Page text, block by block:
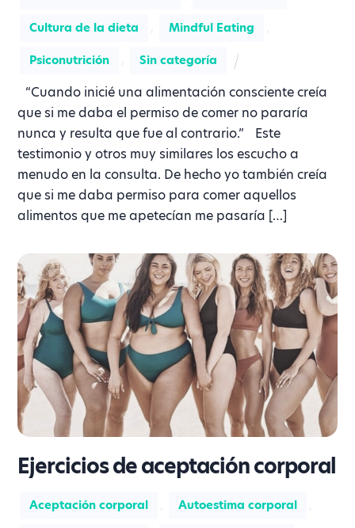
Cultura de la dieta Mindful Eating
Psiconutrición Sin categoría
“Cuando inicié una alimentación consciente creía
que si me daba el permiso de comer no pararía
nunca y resulta que fue al contrario.” Este
testimonio y otros muy similares los escucho a
menudo en la consulta. De hecho yo también creía
que si me daba permiso para comer aquellos
alimentos que me apetecían me pasaría […]
Ejercicios de aceptación corporal
Aceptación corporal Autoestima corporal